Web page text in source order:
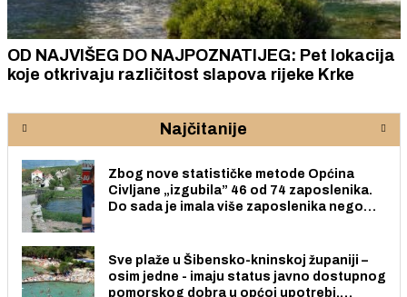
OD NAJVIŠEG DO NAJPOZNATIJEG: Pet lokacija
koje otkrivaju različitost slapova rijeke Krke
Najčitanije
Zbog nove statističke metode Općina
Civljane „izgubila” 46 od 74 zaposlenika.
Do sada je imala više zaposlenika nego
Sve plaže u Šibensko-kninskoj županiji –
osim jedne - imaju status javno dostupnog
pomorskog dobra u općoj upotrebi.